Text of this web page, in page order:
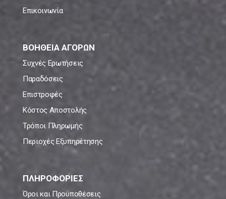
Επικοινωνία
ΒΟΗΘΕΙΑ ΑΓΟΡΩΝ
Συχνές Ερωτήσεις
Παραδόσεις
Επιστροφές
Κόστος Αποστολής
Τρόποι Πληρωμής
Περιοχές Εξυπηρέτησης
ΠΛΗΡΟΦΟΡΙΕΣ
Όροι και Προϋποθέσεις